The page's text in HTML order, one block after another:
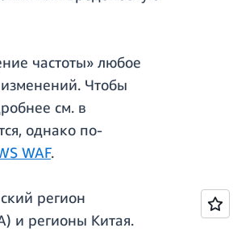
частоты» любое
Чтобы
см. в
однако по-
WAF.
регион
и регионы Китая.